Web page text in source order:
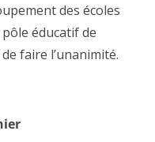
des écoles
éducatif de
faire l’unanimité.